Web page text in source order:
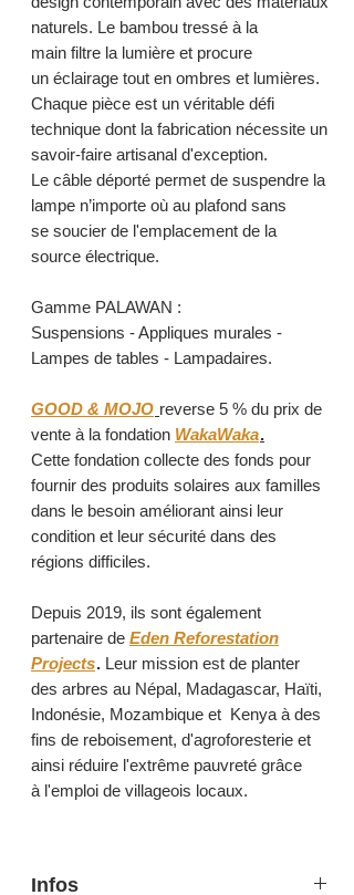
naturels. Le bambou tressé à la
main filtre la lumière et procure
un éclairage tout en ombres et lumières.
Chaque pièce est un véritable défi
technique dont la fabrication nécessite un
savoir-faire artisanal d'exception.
Le câble déporté permet de suspendre la
lampe n’importe où au plafond sans
se soucier de l'emplacement de la
source électrique.
Gamme PALAWAN :
Suspensions - Appliques murales -
Lampes de tables - Lampadaires.
GOOD & MOJO reverse 5 % du prix de
vente à la fondation WakaWaka.
Cette fondation collecte des fonds pour
fournir des produits solaires aux familles
dans le besoin améliorant ainsi leur
condition et leur sécurité dans des
régions difficiles.
Depuis 2019, ils sont également
partenaire de Eden Reforestation
Projects. Leur mission est de planter
des arbres au Népal, Madagascar, Haïti,
Indonésie, Mozambique et Kenya à des
fins de reboisement, d'agroforesterie et
ainsi réduire l'extrême pauvreté grâce
à l'emploi de villageois locaux.
Infos